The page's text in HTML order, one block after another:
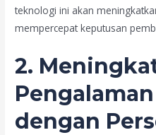
teknologi ini akan
mempercepat keputusan
2.
dengan